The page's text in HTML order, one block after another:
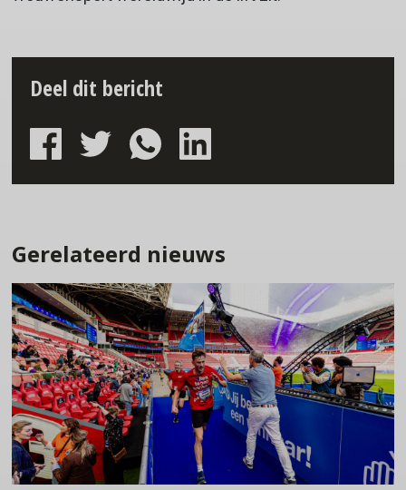
Deel dit bericht
Gerelateerd nieuws